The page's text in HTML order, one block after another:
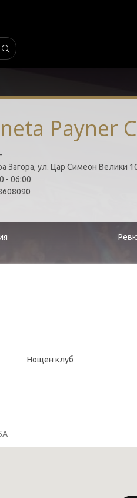
Payner
Загора, ул. Цар Симеон Велики
- 06:00
Нощен клуб